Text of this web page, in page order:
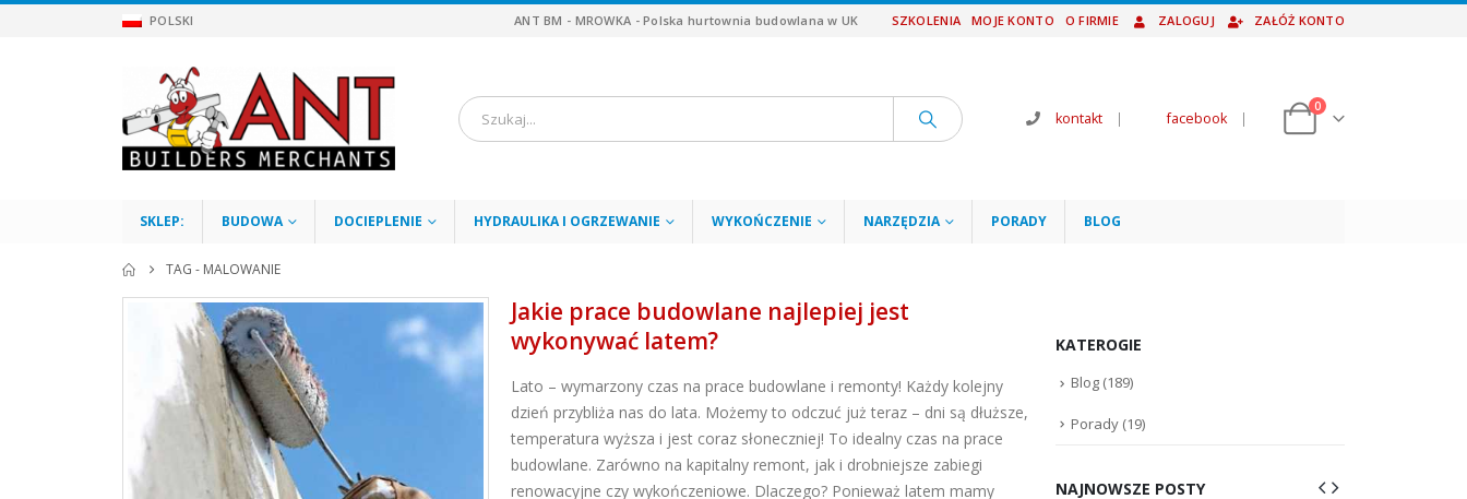
POLSKI ANT BM - MROWKA - Polska hurtownia budowlana w UK SZKOLENIA MOJE KONTO O FIRMIE ZALOGUJ ZAŁÓŻ KONTO
kontakt | facebook |
0
SKLEP: BUDOWA DOCIEPLENIE HYDRAULIKA I OGRZEWANIE WYKOŃCZENIE NARZĘDZIA PORADY BLOG
TAG - MALOWANIE
Jakie prace budowlane najlepiej jest
wykonywać latem?
Lato – wymarzony czas na prace budowlane i remonty! Każdy kolejny
dzień przybliża nas do lata. Możemy to odczuć już teraz – dni są dłuższe,
temperatura wyższa i jest coraz słoneczniej! To idealny czas na prace
budowlane. Zarówno na kapitalny remont, jak i drobniejsze zabiegi
renowacyjne czy wykończeniowe. Dlaczego? Ponieważ latem mamy
KATEROGIE
Blog (189)
Porady (19)
NAJNOWSZE POSTY